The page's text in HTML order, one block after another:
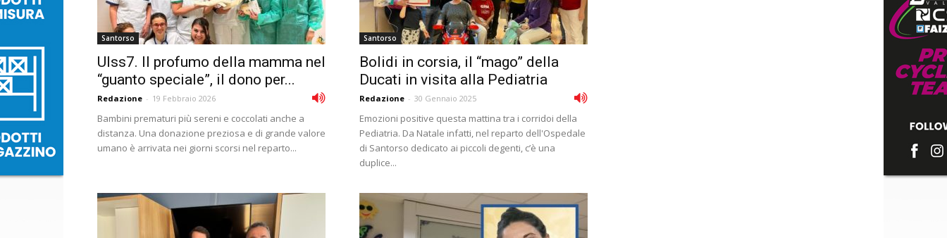
Santorso
Ulss7. Il profumo della mamma nel
“guanto speciale”, il dono per...
Redazione - 19 Febbraio 2026
Bambini prematuri più sereni e coccolati anche a
distanza. Una donazione preziosa e di grande valore
umano è arrivata nei giorni scorsi nel reparto...
Santorso
Bolidi in corsia, il “mago” della
Ducati in visita alla Pediatria
Redazione - 30 Gennaio 2025
Emozioni positive questa mattina tra i corridoi della
Pediatria. Da Natale infatti, nel reparto dell'Ospedale
di Santorso dedicato ai piccoli degenti, c’è una
duplice...